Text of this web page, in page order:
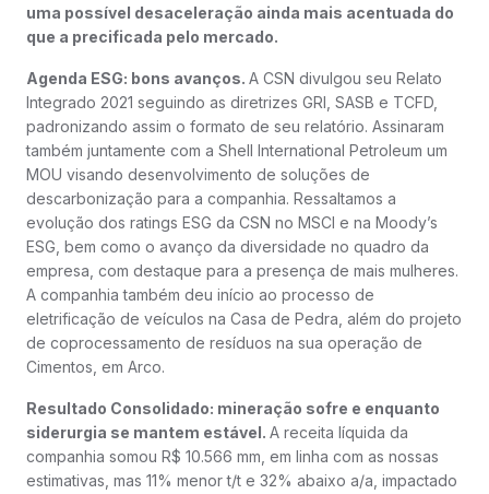
uma possível desaceleração ainda mais acentuada do
que a precificada pelo mercado.
Agenda ESG: bons avanços. A CSN divulgou seu Relato
Integrado 2021 seguindo as diretrizes GRI, SASB e TCFD,
padronizando assim o formato de seu relatório. Assinaram
também juntamente com a Shell International Petroleum um
MOU visando desenvolvimento de soluções de
descarbonização para a companhia. Ressaltamos a
evolução dos ratings ESG da CSN no MSCI e na Moody’s
ESG, bem como o avanço da diversidade no quadro da
empresa, com destaque para a presença de mais mulheres.
A companhia também deu início ao processo de
eletrificação de veículos na Casa de Pedra, além do projeto
de coprocessamento de resíduos na sua operação de
Cimentos, em Arco.
Resultado Consolidado: mineração sofre e enquanto
siderurgia se mantem estável. A receita líquida da
companhia somou R$ 10.566 mm, em linha com as nossas
estimativas, mas 11% menor t/t e 32% abaixo a/a, impactado